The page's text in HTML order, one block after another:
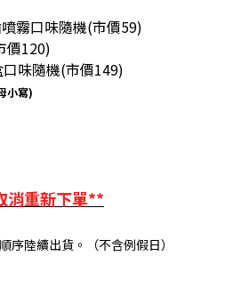
霧口味隨機(市價59)
價120)
味隨機(市價149)
小寫)
消重新下單**
序陸續出貨。（不含例假日）